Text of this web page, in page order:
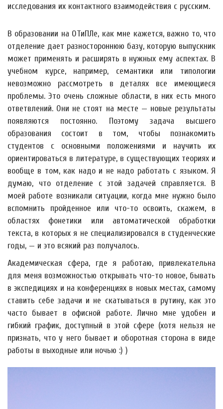
исследования их контактного взаимодействия с русским.
В образовании на ОТиПЛе, как мне кажется, важно то, что
отделение дает разностороннюю базу, которую выпускник
может применять и расширять в нужных ему аспектах. В
учебном курсе, например, семантики или типологии
невозможно рассмотреть в деталях все имеющиеся
проблемы. Это очень сложные области, в них есть много
ответвлений. Они не стоят на месте — новые результаты
появляются постоянно. Поэтому задача высшего
образования состоит в том, чтобы познакомить
студентов с основными положениями и научить их
ориентироваться в литературе, в существующих теориях и
вообще в том, как надо и не надо работать с языком. Я
думаю, что отделение с этой задачей справляется. В
моей работе возникали ситуации, когда мне нужно было
вспомнить пройденное или что-то освоить, скажем, в
областях фонетики или автоматической обработки
текста, в которых я не специализировался в студенческие
годы, — и это всякий раз получалось.
Академическая сфера, где я работаю, привлекательна
для меня возможностью открывать что-то новое, бывать
в экспедициях и на конференциях в новых местах, самому
ставить себе задачи и не скатываться в рутину, как это
часто бывает в офисной работе. Лично мне удобен и
гибкий график, доступный в этой сфере (хотя нельзя не
признать, что у него бывает и оборотная сторона в виде
работы в выходные или ночью :) )